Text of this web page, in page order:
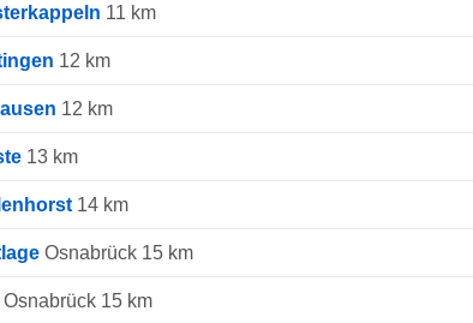
11 km
12 km
12 km
13 km
14 km
Osnabrück 15 km
15 km